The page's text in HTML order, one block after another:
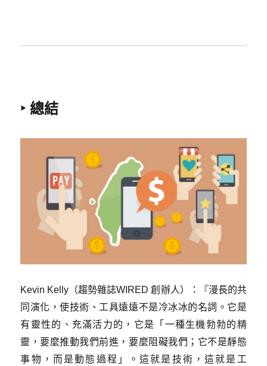
‣ 總結
Kevin Kelly（趨勢雜誌WIRED 創辦人）：『漫長的共
同演化，使技術、工具遠遠不是冷冰冰的名詞。它是
有靈性的、充滿活力的，它是「一種生機勃勃的精
靈，要麼推動我們前進，要麼阻礙我們；它不是靜態
事物，而是動態過程」。這就是技術，這就是工